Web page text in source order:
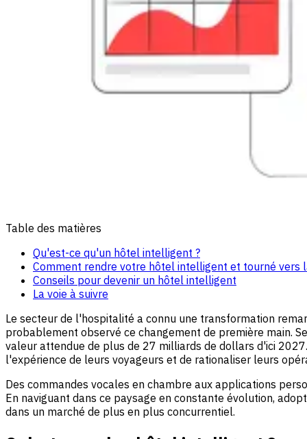
Table des matières
Qu'est-ce qu'un hôtel intelligent ?
Comment rendre votre hôtel intelligent et tourné vers
Conseils pour devenir un hôtel intelligent
La voie à suivre
Le secteur de l'hospitalité a connu une transformation
probablement observé ce changement de première main.
valeur attendue de plus de 27 milliards de dollars d'ici
l'expérience de leurs voyageurs et de rationaliser leurs
Des commandes vocales en chambre aux applications
En naviguant dans ce paysage en constante évolution,
dans un marché de plus en plus concurrentiel.